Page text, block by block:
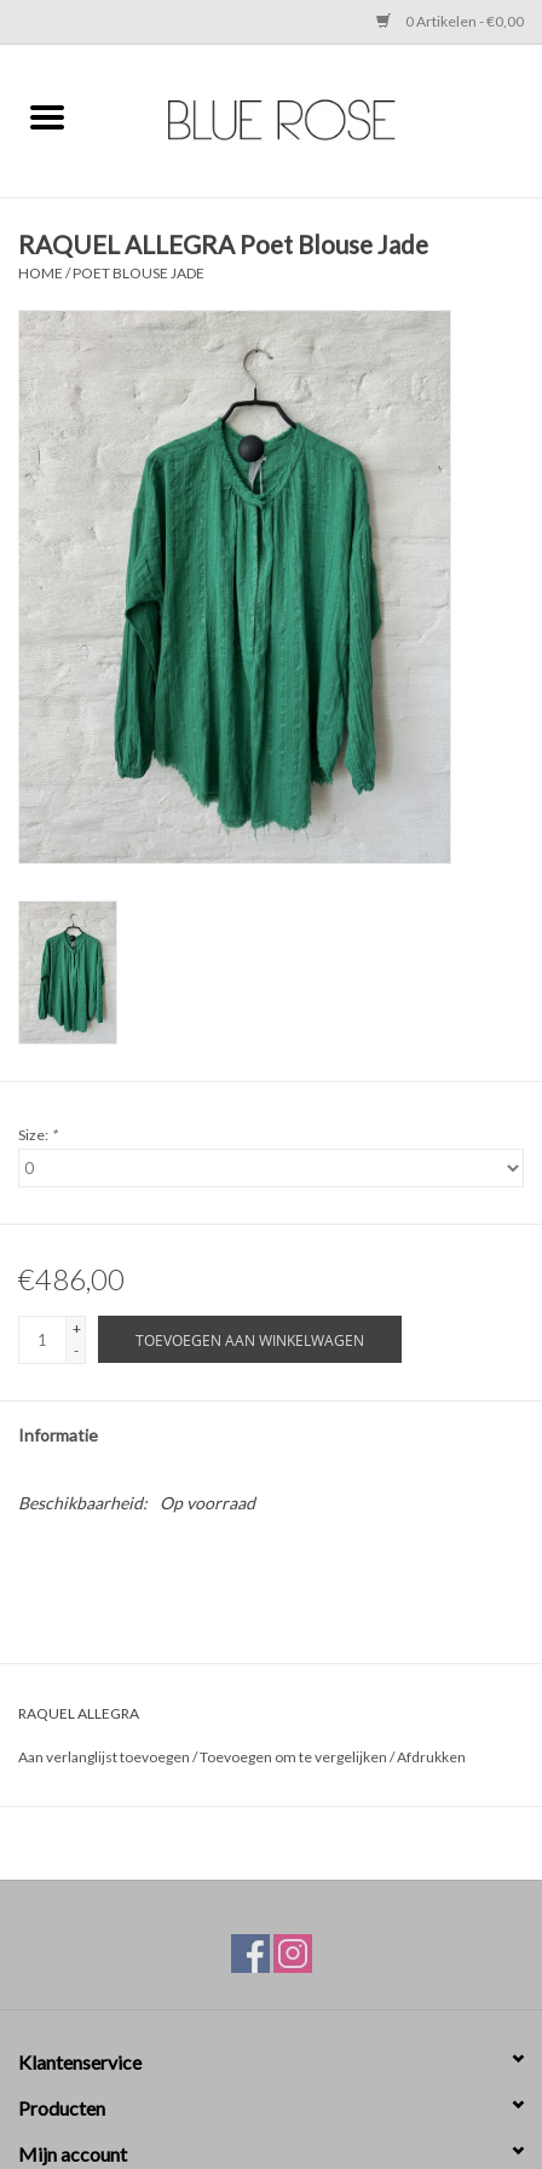
0 Artikelen - €0,00
Home
ACCESSORIES
SHOES
SALE
Cadeaubonnen
BRANDS
ABOUT US
RAQUEL ALLEGRA Poet Blouse Jade
HOME /POET BLOUSE JADE
Size: *
€486,00
+
-
TOEVOEGEN AAN WINKELWAGEN
Informatie
Beschikbaarheid: Op voorraad
RAQUEL ALLEGRA
Aan verlanglijst toevoegen /Toevoegen om te vergelijken /Afdrukken
Klantenservice
Producten
Mijn account